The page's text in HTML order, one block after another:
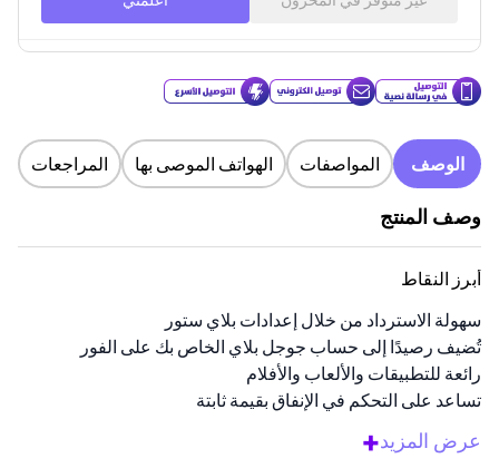
الوصف المواصفات الهواتف الموصى بها المراجعات
وصف المنتج
أبرز النقاط
سهولة الاسترداد من خلال إعدادات بلاي ستور
تُضيف رصيدًا إلى حساب جوجل بلاي الخاص بك على الفور
رائعة للتطبيقات والألعاب والأفلام
تساعد على التحكم في الإنفاق بقيمة ثابتة
توصيل رقمي للإهداء الفوري المريح
عرض المزيد+